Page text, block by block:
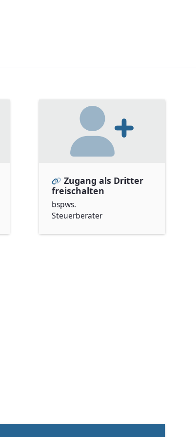
Zugang als Dritter
freischalten
bspws.
Steuerberater